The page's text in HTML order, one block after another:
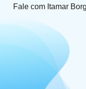
Fale com Itamar